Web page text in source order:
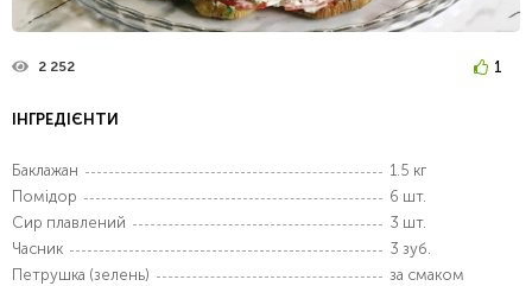
2 252 1
ІНГРЕДІЄНТИ
Баклажан
1.5 кг
Помідор
6 шт.
Сир плавлений
3 шт.
Часник
3 зуб.
Петрушка (зелень)
за смаком